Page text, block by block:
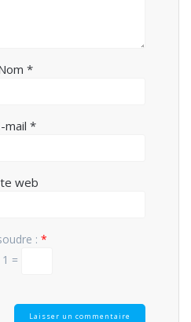
*
mail *
web
: *
=